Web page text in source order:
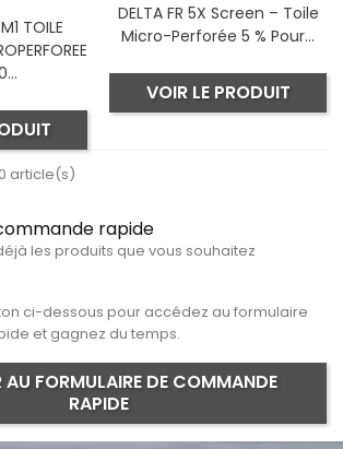
rapide
les produits que vous souhaitez
ci-dessous pour accédez au formulaire
et gagnez du temps.
AU FORMULAIRE DE COMMANDE
RAPIDE
TOILE
DELTA FR 5X Screen – Toile
Micro-Perforée 5 % Pour...
VOIR LE PRODUIT
article(s)